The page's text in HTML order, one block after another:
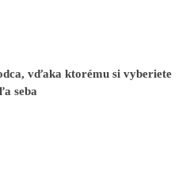
vďaka ktorému si vyberiete
seba